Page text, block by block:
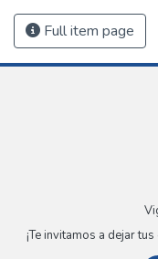
Full item page
¡Te invitamos a dejar